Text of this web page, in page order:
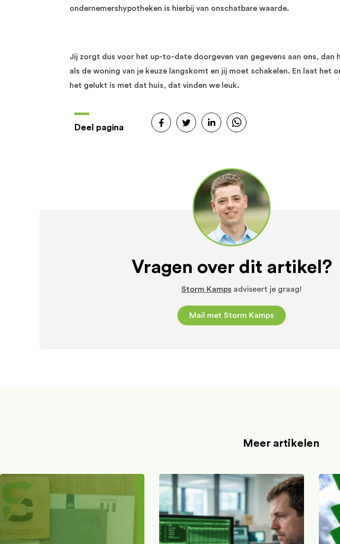
ondernemershypotheken is hierbij van onschatbare waarde.
Jij zorgt dus voor het up-to-date doorgeven van gegevens aan ons, dan
als de woning van je keuze langskomt en jij moet schakelen. En laat het
het gelukt is met dat huis, dat vinden we leuk.
Deel pagina
Vragen over dit artikel?
Storm Kamps adviseert je graag!
Mail met Storm Kamps
Meer artikelen